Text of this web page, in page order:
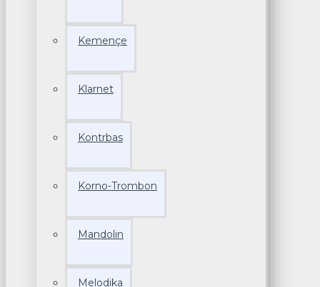
Kemençe
Klarnet
Kontrbas
Korno-Trombon
Mandolin
Melodika